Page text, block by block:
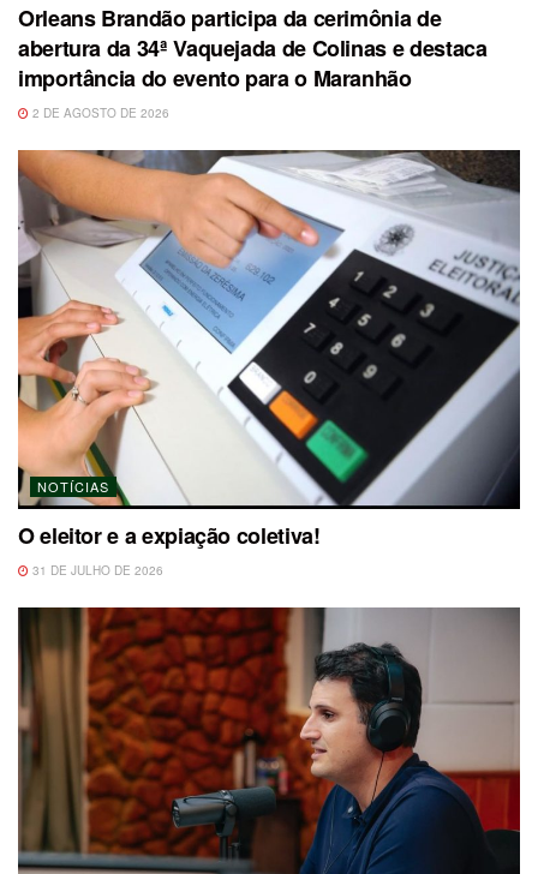
Orleans Brandão participa da cerimônia de
abertura da 34ª Vaquejada de Colinas e destaca
importância do evento para o Maranhão
2 DE AGOSTO DE 2026
NOTÍCIAS
O eleitor e a expiação coletiva!
31 DE JULHO DE 2026